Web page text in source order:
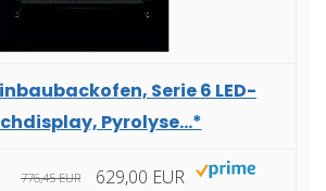
Serie 6 LED-
Pyrolyse...*
776,45 EUR 629,00 EUR